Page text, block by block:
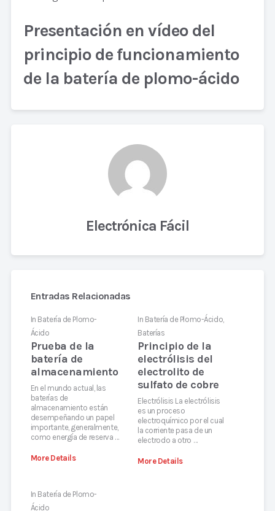
Presentación en vídeo del
principio de funcionamiento
de la batería de plomo-ácido
Electrónica Fácil
Entradas Relacionadas
In Batería de Plomo-
Ácido
Prueba de la
batería de
almacenamiento
En el mundo actual, las
baterías de
almacenamiento están
desempeñando un papel
importante, generalmente,
como energía de reserva …
More Details
In Batería de Plomo-Ácido
Baterías
Principio de la
electrólisis del
electrolito de
sulfato de cobre
Electrólisis La electrólisis
es un proceso
electroquímico por el cual
la corriente pasa de un
electrodo a otro …
More Details
In Batería de Plomo-
Ácido